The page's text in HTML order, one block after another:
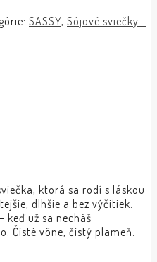
SASSY, Sójové sviečky -
ktorá sa rodí s láskou
dlhšie a bez výčitiek.
keď už sa necháš
Čisté vône, čistý plameň.